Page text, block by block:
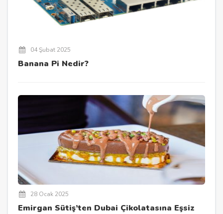
04 Şubat 2025
Banana Pi Nedir?
28 Ocak 2025
Emirgan Sütiş’ten Dubai Çikolatasına Eşsiz